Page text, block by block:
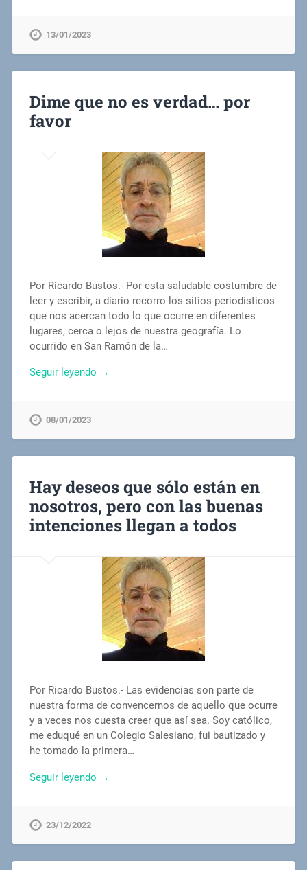
13/01/2023
Dime que no es verdad… por
favor
Por Ricardo Bustos.- Por esta saludable costumbre de
leer y escribir, a diario recorro los sitios periodísticos
que nos acercan todo lo que ocurre en diferentes
lugares, cerca o lejos de nuestra geografía. Lo
ocurrido en San Ramón de la…
Seguir leyendo →
08/01/2023
Hay deseos que sólo están en
nosotros, pero con las buenas
intenciones llegan a todos
Por Ricardo Bustos.- Las evidencias son parte de
nuestra forma de convencernos de aquello que ocurre
y a veces nos cuesta creer que así sea. Soy católico,
me eduqué en un Colegio Salesiano, fui bautizado y
he tomado la primera…
Seguir leyendo →
23/12/2022